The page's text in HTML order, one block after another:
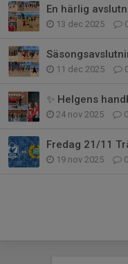
En härlig
13 dec 2025
11 dec 2025
✨ Helgens
24 nov 2025 0
Fredag 21/11
19 nov 2025 0